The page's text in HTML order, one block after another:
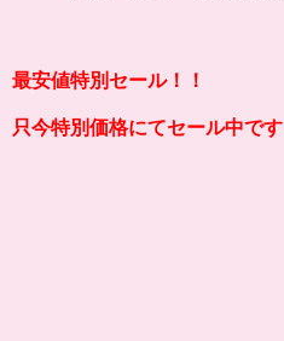
最安値特別セール！！
只今特別価格にてセール中です